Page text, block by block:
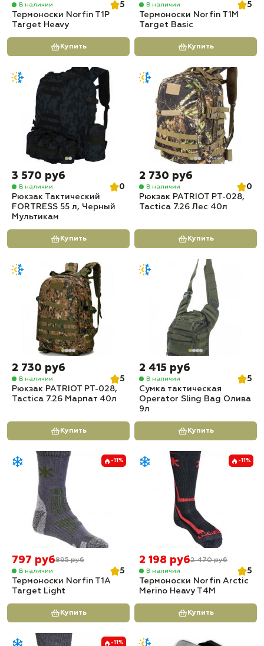
В наличии
5
Термоноски Norfin T1P
Target Heavy
Купить
В наличии
5
Термоноски Norfin T1M
Target Basic
Купить
3 570 руб
В наличии
0
Рюкзак Тактический
FORTRESS 55 л, Черный
Мультикам
Купить
2 730 руб
В наличии
0
Рюкзак PATRIOT РТ-028,
Tactica 7.26 Лес 40л
Купить
2 730 руб
В наличии
5
Рюкзак PATRIOT РТ-028,
Tactica 7.26 Марпат 40л
Купить
2 415 руб
В наличии
5
Сумка тактическая
Operator Sling Bag Олива
9л
Купить
-11%
797 руб895 руб
В наличии
5
Термоноски Norfin T1A
Target Light
Купить
-11%
2 198 руб2 470 руб
В наличии
5
Термоноски Norfin Arctic
Merino Heavy T4M
Купить
-11%